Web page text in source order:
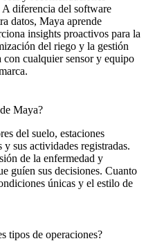
diferencia del software
datos, Maya aprende
insights proactivos para la
del riego y la gestión
con cualquier sensor y equipo
Maya?
del suelo, estaciones
sus actividades registradas.
de la enfermedad y
guíen sus decisiones. Cuanto
únicas y el estilo de
tipos de operaciones?